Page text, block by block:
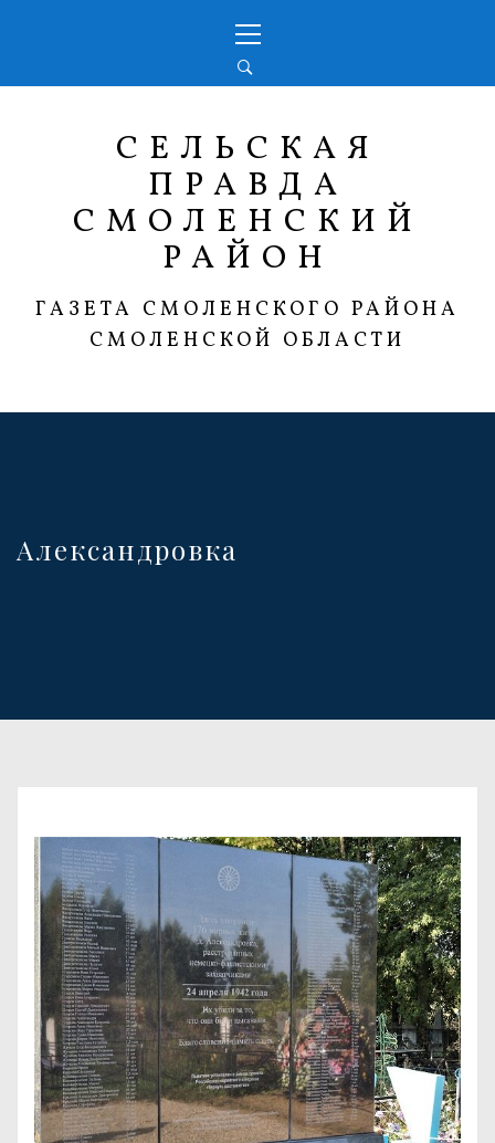
меню
СЕЛЬСКАЯ
ПРАВДА
СМОЛЕНСКИЙ
РАЙОН
ГАЗЕТА СМОЛЕНСКОГО РАЙОНА
СМОЛЕНСКОЙ ОБЛАСТИ
Александровка